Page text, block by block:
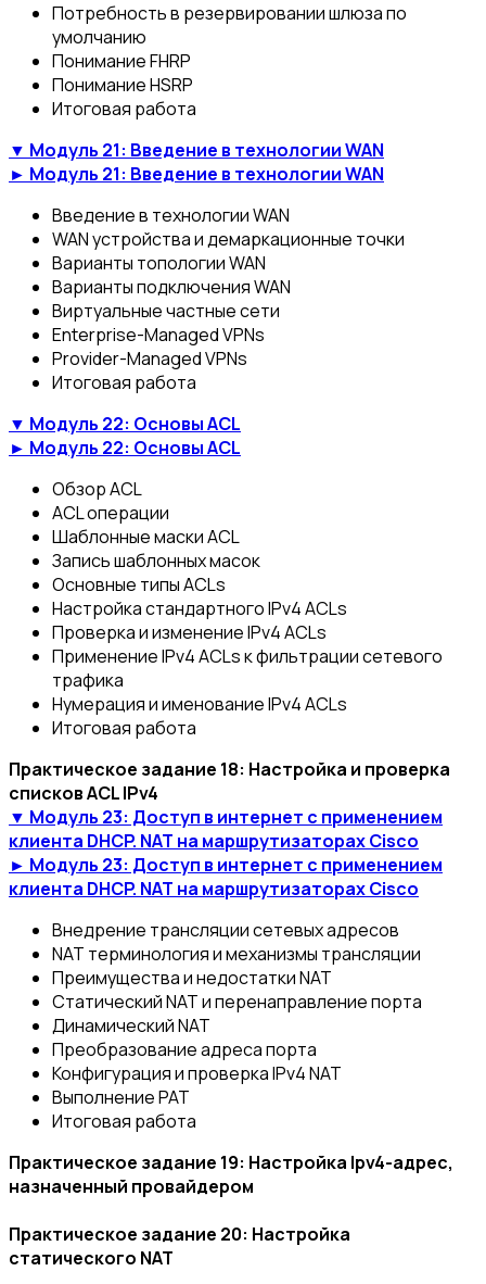
Потребность в резервировании шлюза по
умолчанию
Понимание FHRP
Понимание HSRP
Итоговая работа
▼ Модуль 21: Введение в технологии WAN
► Модуль 21: Введение в технологии WAN
Введение в технологии WAN
WAN устройства и демаркационные точки
Варианты топологии WAN
Варианты подключения WAN
Виртуальные частные сети
Enterprise-Managed VPNs
Provider-Managed VPNs
Итоговая работа
▼ Модуль 22: Основы ACL
► Модуль 22: Основы ACL
Обзор ACL
ACL операции
Шаблонные маски ACL
Запись шаблонных масок
Основные типы ACLs
Настройка стандартного IPv4 ACLs
Проверка и изменение IPv4 ACLs
Применение IPv4 ACLs к фильтрации сетевого
трафика
Нумерация и именование IPv4 ACLs
Итоговая работа
Практическое задание 18: Настройка и проверка
списков ACL IPv4
▼ Модуль 23: Доступ в интернет с применением
клиента DHCP. NAT на маршрутизаторах Cisco
► Модуль 23: Доступ в интернет с применением
клиента DHCP. NAT на маршрутизаторах Cisco
Внедрение трансляции сетевых адресов
NAT терминология и механизмы трансляции
Преимущества и недостатки NAT
Статический NAT и перенаправление порта
Динамический NAT
Преобразование адреса порта
Конфигурация и проверка IPv4 NAT
Выполнение PAT
Итоговая работа
Практическое задание 19: Настройка Ipv4-адрес,
назначенный провайдером
Практическое задание 20: Настройка
статического NAT